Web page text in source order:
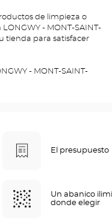
de limpieza o
- MONT-SAINT-
tienda para satisfacer
- MONT-SAINT-
El presupuesto
Un abanico
donde elegir